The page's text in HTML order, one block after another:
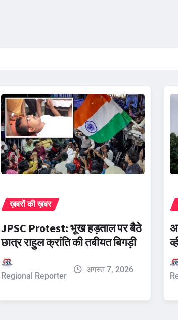
ख़बरों की ख़बर
JPSC Protest: भूख हड़ताल पर बैठे
छात्र राहुल क्रांति की तबीयत बिगड़ी
Regional Reporter
अगस्त 7, 2026